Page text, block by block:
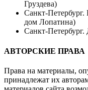
Груздева)
Санкт-
дом Лопатина)
Санкт-
АВТОРСКИЕ ПРАВА
Права на материалы,
принадлежат их